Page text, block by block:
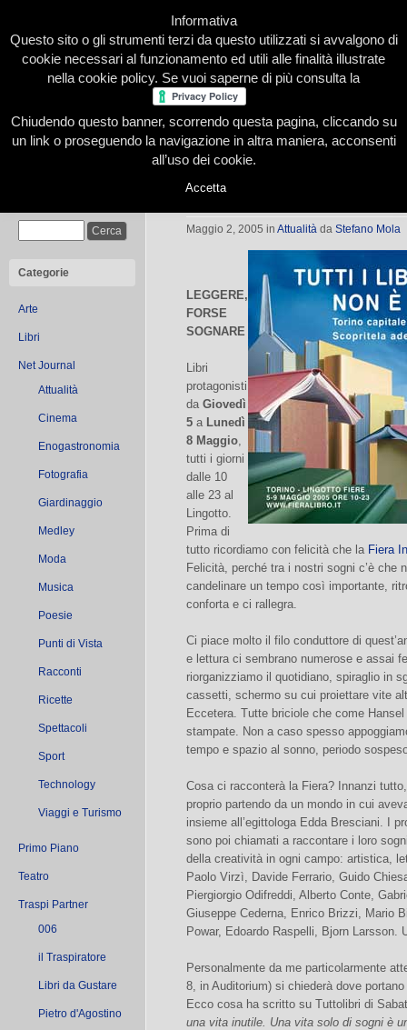
Home Presentazione Redazione Le nostre firme
Categorie
Arte
Libri
Net Journal
Attualità
Cinema
Enogastronomia
Fotografia
Giardinaggio
Medley
Moda
Musica
Poesie
Punti di Vista
Racconti
Ricette
Spettacoli
Sport
Technology
Viaggi e Turismo
Primo Piano
Teatro
Traspi Partner
006
il Traspiratore
Libri da Gustare
Pietro d'Agostino
Fiera Libro 2005
Maggio 2, 2005 in Attualità da Stefano Mola
LEGGERE,
FORSE
SOGNARE
Libri
protagonisti
da Giovedì
5 a Lunedì
8 Maggio,
tutti i giorni
dalle 10
alle 23 al
Lingotto.
Prima di
tutto ricordiamo con felicità che la Fiera
Felicità, perché tra i nostri sogni c’è che
candelinare un tempo così importante,
conforta e ci rallegra.
Ci piace molto il filo conduttore di
e lettura ci sembrano numerose e assai
riorganizziamo il quotidiano, spiraglio in
cassetti, schermo su cui proiettare vite
Eccetera. Tutte briciole che come
stampate. Non a caso spesso
tempo e spazio al sonno, periodo
Cosa ci racconterà la Fiera? Innanzi
proprio partendo da un mondo in cui
insieme all’egittologa Edda Bresciani. I
sono poi chiamati a raccontare i loro
della creatività in ogni campo: artistica,
Paolo Virzì, Davide Ferrario, Guido
Piergiorgio Odifreddi, Alberto Conte,
Giuseppe Cederna, Enrico Brizzi, Mario
Powar, Edoardo Raspelli, Bjorn Larsson.
Personalmente da me particolarmente
8, in Auditorium) si chiederà dove
Ecco cosa ha scritto su Tuttolibri di
una vita inutile. Una vita solo di sogni è
Informativa
Questo sito o gli strumenti terzi da questo utilizzati si avvalgono di
cookie necessari al funzionamento ed utili alle finalità illustrate
nella cookie policy. Se vuoi saperne di più consulta la
Chiudendo questo banner, scorrendo questa pagina, cliccando su
un link o proseguendo la navigazione in altra maniera, acconsenti
all’uso dei cookie.
Accetta